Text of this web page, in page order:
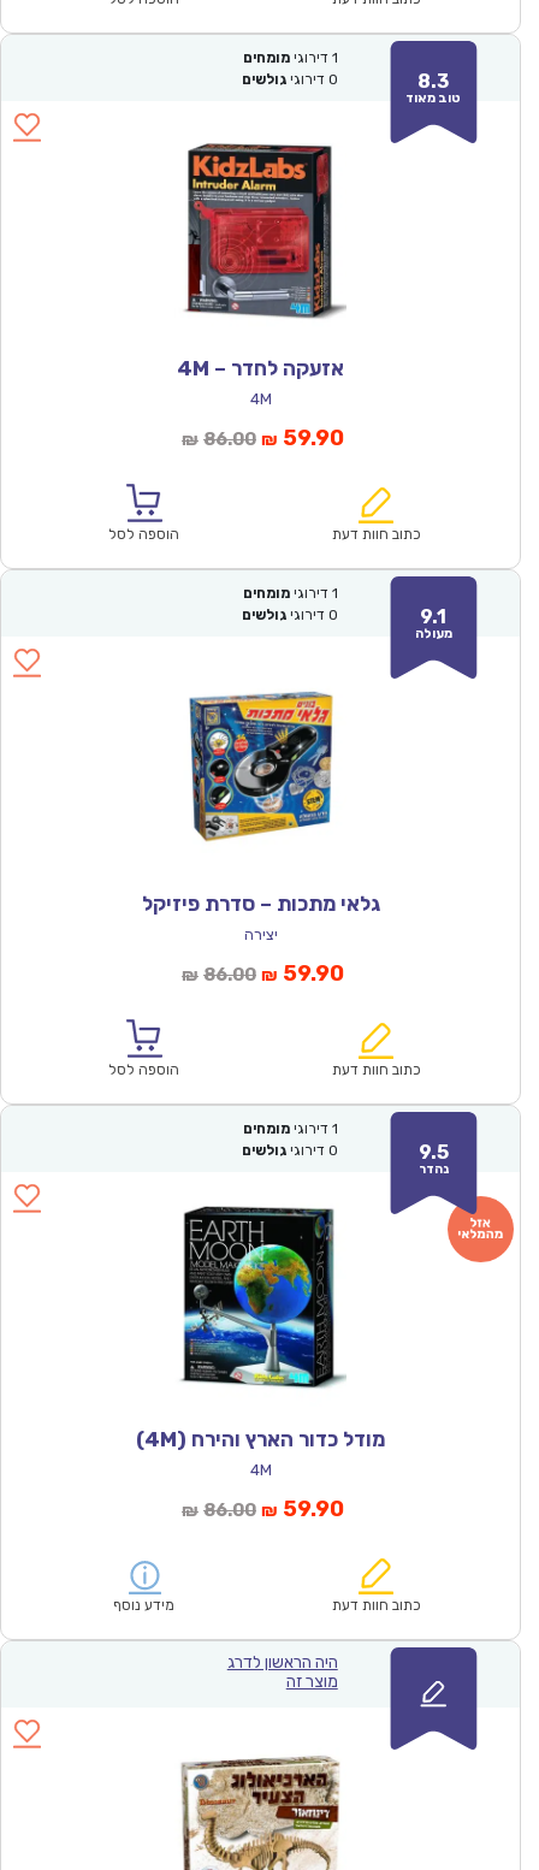
8.3
טוב מאוד
1 דירוגי מומחים
0 דירוגי גולשים
אזעקה לחדר – 4M
4M
₪ 86.00המחיר
₪86.00.
₪ 59.90המחיר
הוא:
כתוב חוות דעת הוספה לסל
9.1
מעולה
1 דירוגי מומחים
0 דירוגי גולשים
גלאי מתכות – סדרת פיזיקל
יצירה
₪ 86.00המחיר
₪86.00.
₪ 59.90המחיר
הוא:
כתוב חוות דעת הוספה לסל
9.5
נהדר
1 דירוגי מומחים
0 דירוגי גולשים
מודל כדור הארץ והירח (4M)
4M
₪ 86.00המחיר
₪86.00.
₪ 59.90המחיר
הוא:
כתוב חוות דעת מידע נוסף
היה הראשון לדרג
מוצר זה